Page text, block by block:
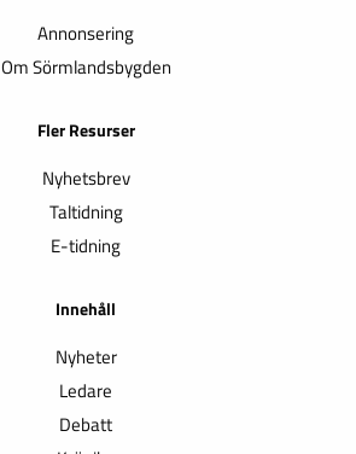
Annonsering
Om Sörmlandsbygden
Fler Resurser
Nyhetsbrev
Taltidning
E-tidning
Innehåll
Nyheter
Ledare
Debatt